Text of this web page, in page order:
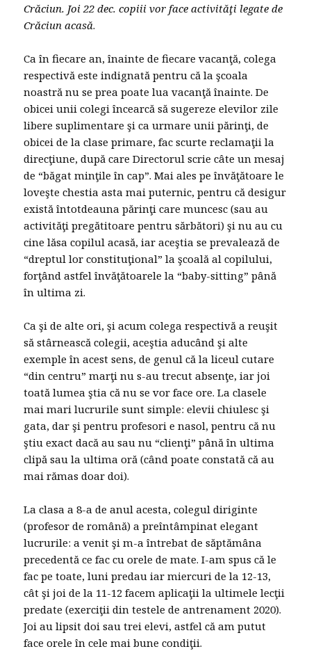
Crăciun. Joi 22 dec. copiii vor face activităţi legate de
Crăciun acasă.
Ca în fiecare an, înainte de fiecare vacanţă, colega
respectivă este indignată pentru că la şcoala
noastră nu se prea poate lua vacanţă înainte. De
obicei unii colegi încearcă să sugereze elevilor zile
libere suplimentare şi ca urmare unii părinţi, de
obicei de la clase primare, fac scurte reclamaţii la
direcţiune, după care Directorul scrie câte un mesaj
de “băgat minţile în cap”. Mai ales pe învăţătoare le
loveşte chestia asta mai puternic, pentru că desigur
există întotdeauna părinţi care muncesc (sau au
activităţi pregătitoare pentru sărbători) şi nu au cu
cine lăsa copilul acasă, iar aceştia se prevalează de
“dreptul lor constituţional” la şcoală al copilului,
forţând astfel învăţătoarele la “baby-sitting” până
în ultima zi.
Ca şi de alte ori, şi acum colega respectivă a reuşit
să stârnească colegii, aceştia aducând şi alte
exemple în acest sens, de genul că la liceul cutare
“din centru” marţi nu s-au trecut absenţe, iar joi
toată lumea ştia că nu se vor face ore. La clasele
mai mari lucrurile sunt simple: elevii chiulesc şi
gata, dar şi pentru profesori e nasol, pentru că nu
ştiu exact dacă au sau nu “clienţi” până în ultima
clipă sau la ultima oră (când poate constată că au
mai rămas doar doi).
La clasa a 8-a de anul acesta, colegul diriginte
(profesor de română) a preîntâmpinat elegant
lucrurile: a venit şi m-a întrebat de săptămâna
precedentă ce fac cu orele de mate. I-am spus că le
fac pe toate, luni predau iar miercuri de la 12-13,
cât şi joi de la 11-12 facem aplicaţii la ultimele lecţii
predate (exerciţii din testele de antrenament 2020).
Joi au lipsit doi sau trei elevi, astfel că am putut
face orele în cele mai bune condiţii.